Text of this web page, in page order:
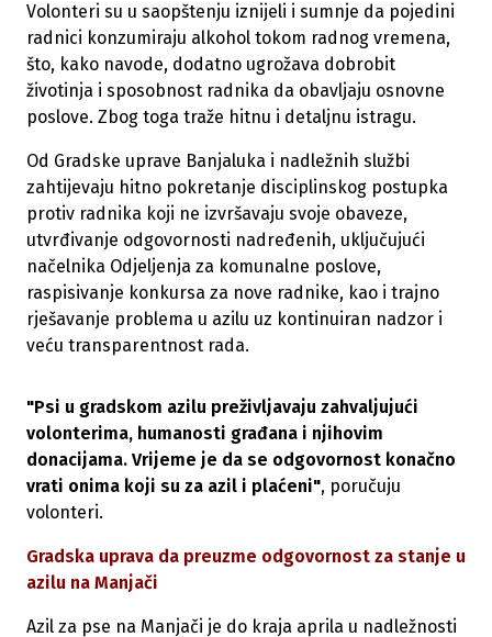
Volonteri su u saopštenju iznijeli i sumnje da pojedini
radnici konzumiraju alkohol tokom radnog vremena,
što, kako navode, dodatno ugrožava dobrobit
životinja i sposobnost radnika da obavljaju osnovne
poslove. Zbog toga traže hitnu i detaljnu istragu.
Od Gradske uprave Banjaluka i nadležnih službi
zahtijevaju hitno pokretanje disciplinskog postupka
protiv radnika koji ne izvršavaju svoje obaveze,
utvrđivanje odgovornosti nadređenih, uključujući
načelnika Odjeljenja za komunalne poslove,
raspisivanje konkursa za nove radnike, kao i trajno
rješavanje problema u azilu uz kontinuiran nadzor i
veću transparentnost rada.
"Psi u gradskom azilu preživljavaju zahvaljujući
volonterima, humanosti građana i njihovim
donacijama. Vrijeme je da se odgovornost konačno
vrati onima koji su za azil i plaćeni", poručuju
volonteri.
Gradska uprava da preuzme odgovornost za stanje u
azilu na Manjači
Azil za pse na Manjači je do kraja aprila u nadležnosti